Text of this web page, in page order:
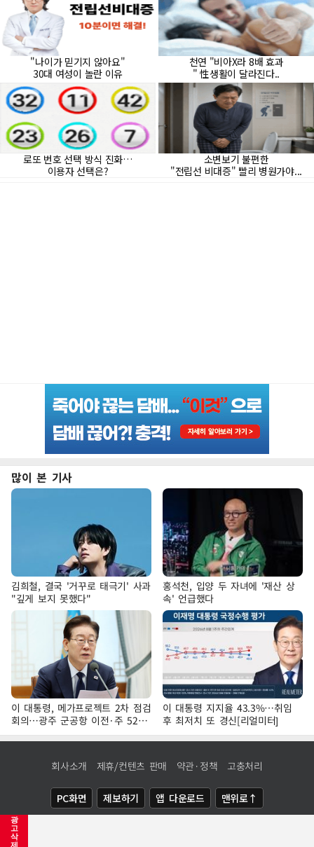
광
고
삭
제
많이 본 기사
김희철, 결국 '거꾸로 태극기' 사과
"깊게 보지 못했다"
홍석천, 입양 두 자녀에 '재산 상
속' 언급했다
이 대통령, 메가프로젝트 2차 점검
회의…광주 군공항 이전·주 52시
간 예외 등 논의
이 대통령 지지율 43.3%…취임
후 최저치 또 경신[리얼미터]
회사소개 제휴/컨텐츠 판매 약관·정책 고충처리
PC화면 제보하기 앱 다운로드 맨위로↑